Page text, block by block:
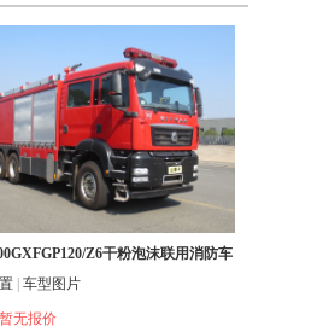
Z6干粉泡沫联用消防车
车型图片
暂无报价